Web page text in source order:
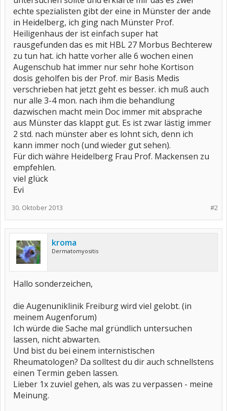
echte spezialisten gibt der eine in Münster der ande
in Heidelberg, ich ging nach Münster Prof.
Heiligenhaus der ist einfach super hat
rausgefunden das es mit HBL 27 Morbus Bechterew
zu tun hat. ich hatte vorher alle 6 wochen einen
Augenschub hat immer nur sehr hohe Kortison
dosis geholfen bis der Prof. mir Basis Medis
verschrieben hat jetzt geht es besser. ich muß auch
nur alle 3-4 mon. nach ihm die behandlung
dazwischen macht mein Doc immer mit absprache
aus Münster das klappt gut. Es ist zwar lästig immer
2 std. nach münster aber es lohnt sich, denn ich
kann immer noch (und wieder gut sehen).
Für dich währe Heidelberg Frau Prof. Mackensen zu
empfehlen.
viel glück
Evi
#2
30. Oktober 2013
kroma
Dermatomyositis
Hallo sonderzeichen,
die Augenuniklinik Freiburg wird viel gelobt. (in
meinem Augenforum)
Ich würde die Sache mal gründlich untersuchen
lassen, nicht abwarten.
Und bist du bei einem internistischen
Rheumatologen? Da solltest du dir auch schnellstens
einen Termin geben lassen.
Lieber 1x zuviel gehen, als was zu verpassen - meine
Meinung.